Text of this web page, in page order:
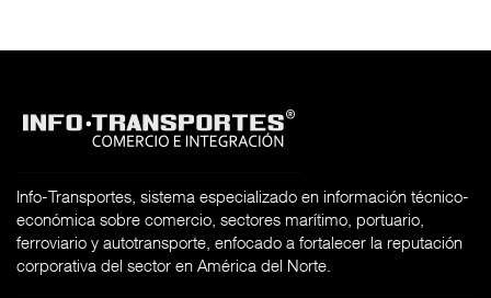
Info-Transportes, sistema especializado en información técnico-
económica sobre comercio, sectores marítimo, portuario,
ferroviario y autotransporte, enfocado a fortalecer la reputación
corporativa del sector en América del Norte.